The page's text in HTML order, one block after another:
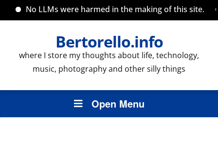
No LLMs were harmed in the making of this site.
Bertorello.info
where I store my thoughts about life, technology,
music, photography and other silly things
Open Menu